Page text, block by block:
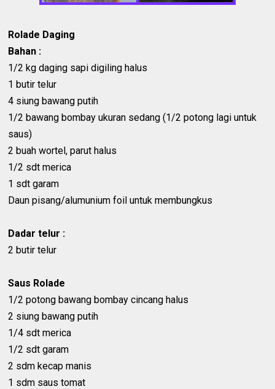
Rolade Daging
Bahan :
1/2 kg daging sapi digiling halus
1 butir telur
4 siung bawang putih
1/2 bawang bombay ukuran sedang (1/2 potong lagi untuk
saus)
2 buah wortel, parut halus
1/2 sdt merica
1 sdt garam
Daun pisang/alumunium foil untuk membungkus
Dadar telur :
2 butir telur
Saus Rolade
1/2 potong bawang bombay cincang halus
2 siung bawang putih
1/4 sdt merica
1/2 sdt garam
2 sdm kecap manis
1 sdm saus tomat